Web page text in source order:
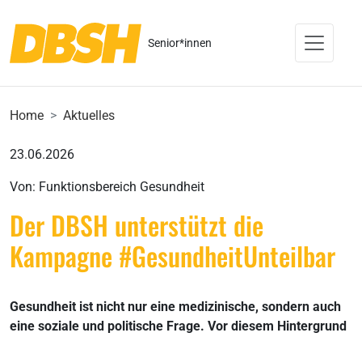
Senior*innen
Home Aktuelles
23.06.2026
Von: Funktionsbereich Gesundheit
Der DBSH unterstützt die
Kampagne #GesundheitUnteilbar
Gesundheit ist nicht nur eine medizinische, sondern auch
eine soziale und politische Frage. Vor diesem Hintergrund